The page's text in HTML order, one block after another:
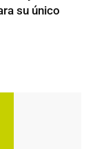
su único